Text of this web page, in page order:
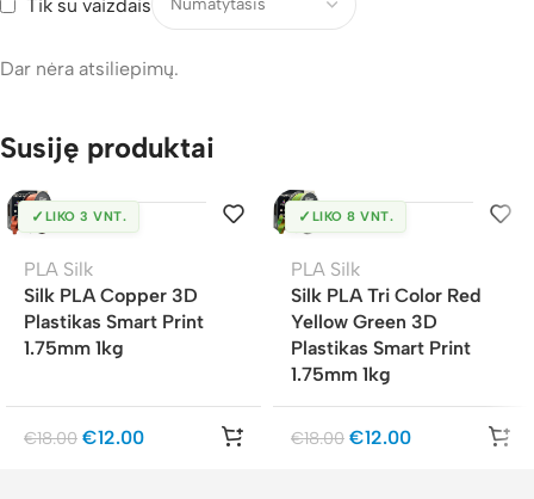
Tik su vaizdais
Dar nėra atsiliepimų.
Susiję produktai
✓ LIKO 3 VNT.
PLA Silk
Silk PLA Copper 3D
Plastikas Smart Print
1.75mm 1kg
€18.00 €12.00
✓ LIKO 8 VNT.
PLA Silk
Silk PLA Tri Color Red
Yellow Green 3D
Plastikas Smart Print
1.75mm 1kg
€18.00 €12.00